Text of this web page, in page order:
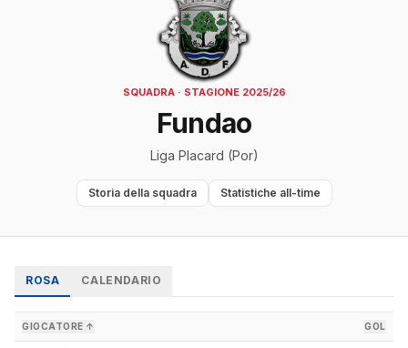
SQUADRA · STAGIONE 2025/26
Fundao
Liga Placard (Por)
Storia della squadra Statistiche all-time
ROSA CALENDARIO
GIOCATORE ↑ GOL